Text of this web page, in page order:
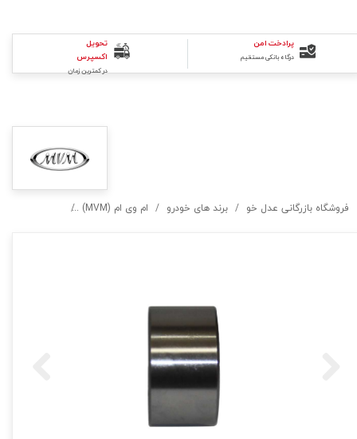
فروشگاه بازرگانی عدل خو برند های خودرو ام وی ام (MVM)
تحویل
اکسپرس
در کمترین زمان
پرادخت امن
درگاه بانکی مستقیم